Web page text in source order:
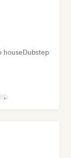
houseDubstep